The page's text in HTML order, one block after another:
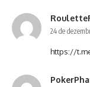
24 de
https://